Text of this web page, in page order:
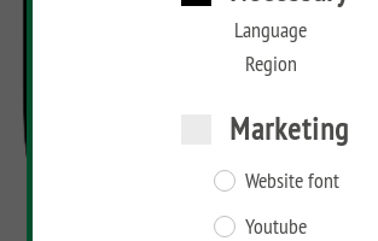
Language
Region
Marketing
Website font
Youtube